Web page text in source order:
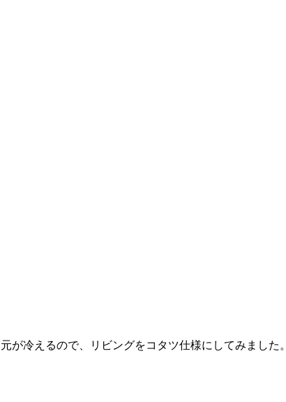
が冷えるので、リビングをコタツ仕様にしてみました。